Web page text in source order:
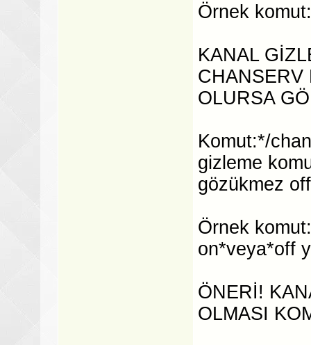
Örnek
KANAL
CHANSERV
OLURSA
Komut:*/
gizleme
gözükmez
Örnek
on*veya*off
ÖNERİ!
OLMASI